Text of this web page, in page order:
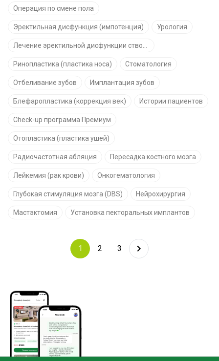
Операция по смене пола
Эректильная дисфункция (импотенция) Урология
Ринопластика (пластика носа) Стоматология
Отбеливание зубов Имплантация зубов
Блефаропластика (коррекция век) Истории пациентов
Check-up программа Премиум
Отопластика (пластика ушей)
Радиочастотная абляция Пересадка костного мозга
Лейкемия (рак крови) Онкогематология
Глубокая стимуляция мозга (DBS) Нейрохирургия
Мастэктомия Установка пекторальных имплантов
1 2 3